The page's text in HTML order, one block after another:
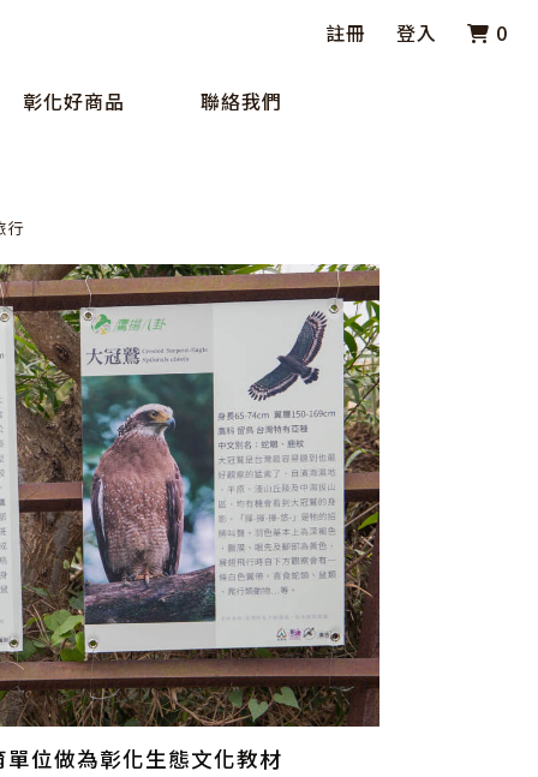
註冊 登入 0
彰化好商品 聯絡我們
行
位做為彰化生態文化教材